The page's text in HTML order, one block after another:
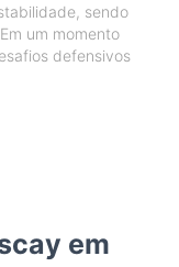
sendo
um momento
defensivos
em